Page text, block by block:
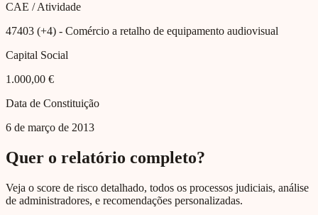
CAE / Atividade
47403 (+4) - Comércio a retalho de equipamento audiovisual
Capital Social
1.000,00 €
Data de Constituição
6 de março de 2013
Quer o relatório completo?
Veja o score de risco detalhado, todos os processos judiciais, análise
de administradores, e recomendações personalizadas.